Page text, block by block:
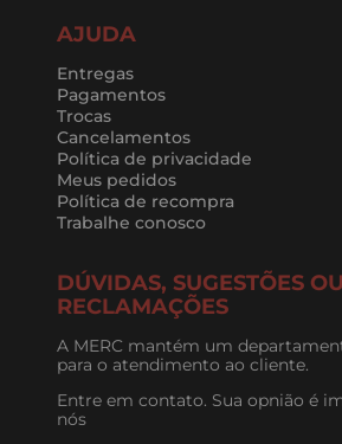
AJUDA
Entregas
Pagamentos
Trocas
Cancelamentos
Política de privacidade
Meus pedidos
Política de recompra
Trabalhe conosco
DÚVIDAS, SUGESTÕES OU
RECLAMAÇÕES
A MERC mantém um
para o atendimento ao cliente.
Entre em contato. Sua opnião é
nós